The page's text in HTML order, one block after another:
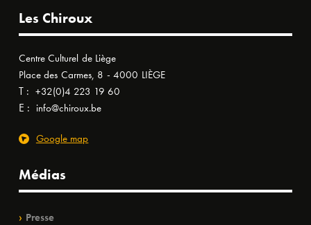
Les Chiroux
Centre Culturel de Liège
Place des Carmes, 8 - 4000 LIÈGE
T : +32(0)4 223 19 60
E : info@chiroux.be
Google map
Médias
Presse